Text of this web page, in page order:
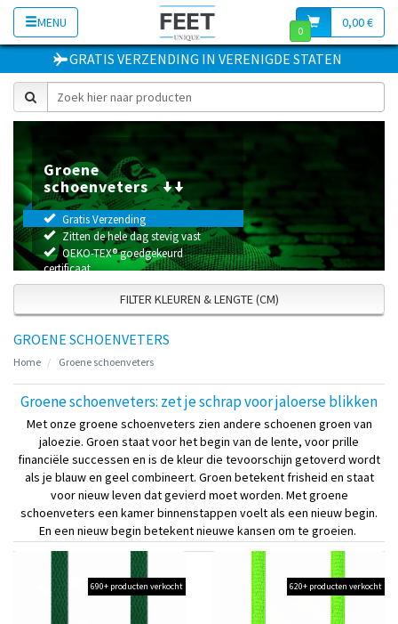
MENU 0,00 €
0
GRATIS VERZENDING IN VERENIGDE STATEN
Groene
schoenveters
Gratis Verzending
Zitten de hele dag stevig vast
OEKO-TEX® goedgekeurd
certificaat
FILTER KLEUREN & LENGTE (CM)
GROENE SCHOENVETERS
Home Groene schoenveters
Groene schoenveters: zet je schrap voor jaloerse blikken
Met onze groene schoenveters zien andere schoenen groen van
jaloezie. Groen staat voor het begin van de lente, voor prille
financiële successen en is de kleur die tevoorschijn getoverd wordt
als je blauw en geel combineert. Groen betekent frisheid en staat
voor nieuw leven dat gevierd moet worden. Met groene
schoenveters een kamer binnenstappen voelt als een nieuw begin.
En een nieuw begin betekent nieuwe kansen om te groeien.
690+ producten verkocht 620+ producten verkocht